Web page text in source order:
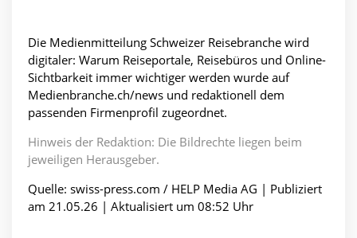
Die Medienmitteilung Schweizer Reisebranche wird
digitaler: Warum Reiseportale, Reisebüros und Online-
Sichtbarkeit immer wichtiger werden wurde auf
Medienbranche.ch/news und redaktionell dem
passenden Firmenprofil zugeordnet.
Hinweis der Redaktion: Die Bildrechte liegen beim
jeweiligen Herausgeber.
Quelle: swiss-press.com / HELP Media AG | Publiziert
am 21.05.26 | Aktualisiert um 08:52 Uhr